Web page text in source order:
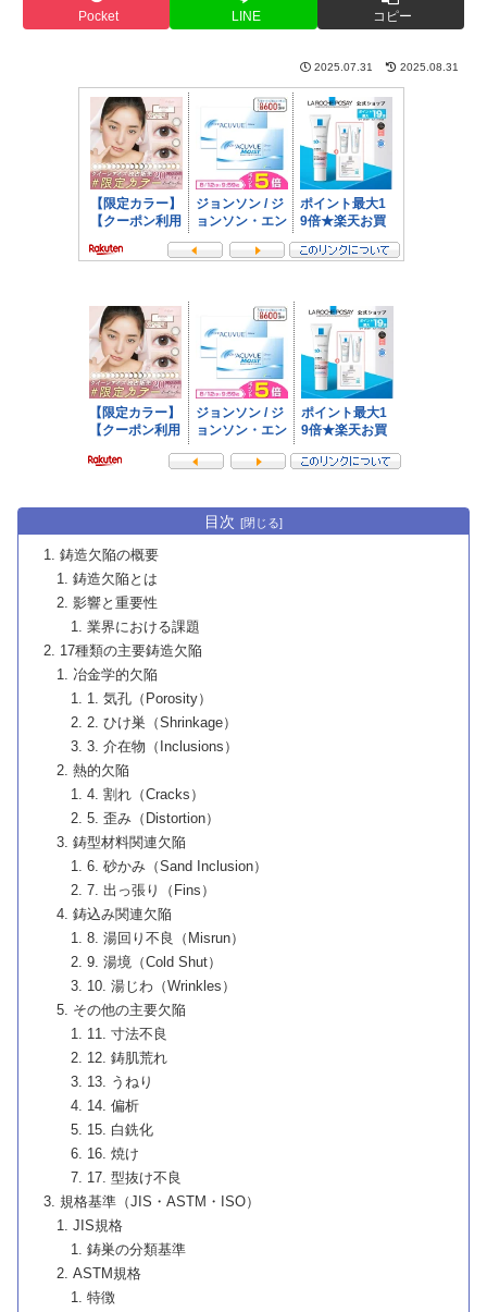
Pocket LINE コピー
2025.07.31 2025.08.31
目次
鋳造欠陥の概要
鋳造欠陥とは
影響と重要性
業界における課題
17種類の主要鋳造欠陥
冶金学的欠陥
1. 気孔（Porosity）
2. ひけ巣（Shrinkage）
3. 介在物（Inclusions）
熱的欠陥
4. 割れ（Cracks）
5. 歪み（Distortion）
鋳型材料関連欠陥
6. 砂かみ（Sand Inclusion）
7. 出っ張り（Fins）
鋳込み関連欠陥
8. 湯回り不良（Misrun）
9. 湯境（Cold Shut）
10. 湯じわ（Wrinkles）
その他の主要欠陥
11. 寸法不良
12. 鋳肌荒れ
13. うねり
14. 偏析
15. 白銑化
16. 焼け
17. 型抜け不良
規格基準（JIS・ASTM・ISO）
JIS規格
鋳巣の分類基準
ASTM規格
特徴